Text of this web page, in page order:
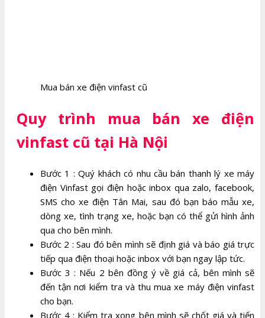
Mua bán xe điện vinfast cũ
Quy trình mua bán xe điện
vinfast cũ tại Hà Nội
Bước 1 : Quý khách có nhu cầu bán thanh lý xe máy
điện Vinfast gọi điện hoặc inbox qua zalo, facebook,
SMS cho xe điện Tân Mai, sau đó bạn báo mẫu xe,
dòng xe, tình trạng xe, hoặc bạn có thể gửi hình ảnh
qua cho bên mình.
Bước 2 : Sau đó bên mình sẽ định giá và báo giá trực
tiếp qua điện thoại hoặc inbox với bạn ngay lập tức.
Bước 3 : Nếu 2 bên đồng ý về giá cả, bên mình sẽ
đến tận nơi kiểm tra và thu mua xe máy điện vinfast
cho bạn.
Bước 4 : Kiểm tra xong bên mình sẽ chốt giá và tiến